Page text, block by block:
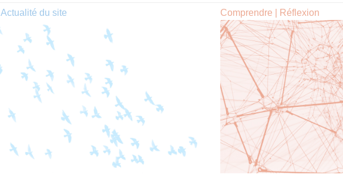
Actualité du site Comprendre Réflexion